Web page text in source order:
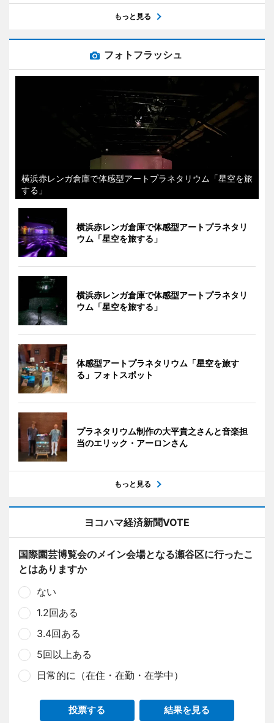
もっと見る
フォトフラッシュ
横浜赤レンガ倉庫で体感型アートプラネタリウム「星空を旅
する」
横浜赤レンガ倉庫で体感型アートプラネタリ
ウム「星空を旅する」
横浜赤レンガ倉庫で体感型アートプラネタリ
ウム「星空を旅する」
体感型アートプラネタリウム「星空を旅す
る」フォトスポット
プラネタリウム制作の大平貴之さんと音楽担
当のエリック・アーロンさん
もっと見る
ヨコハマ経済新聞VOTE
国際園芸博覧会のメイン会場となる瀬谷区に行ったこ
とはありますか
ない
1.2回ある
3.4回ある
5回以上ある
日常的に（在住・在勤・在学中）
投票する 結果を見る